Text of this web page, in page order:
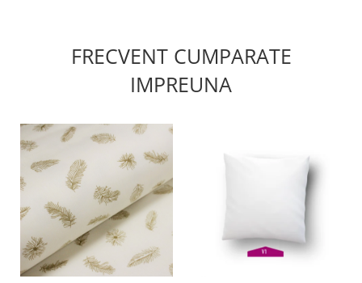
FRECVENT CUMPARATE
IMPREUNA